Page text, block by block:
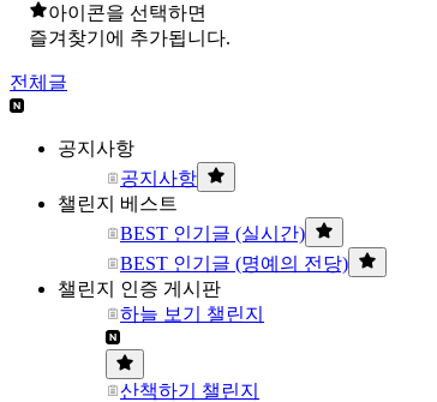
아이콘을 선택하면
즐겨찾기에 추가됩니다.
전체글
공지사항
공지사항
챌린지 베스트
BEST 인기글 (실시간)
BEST 인기글 (명예의 전당)
챌린지 인증 게시판
하늘 보기 챌린지
산책하기 챌린지